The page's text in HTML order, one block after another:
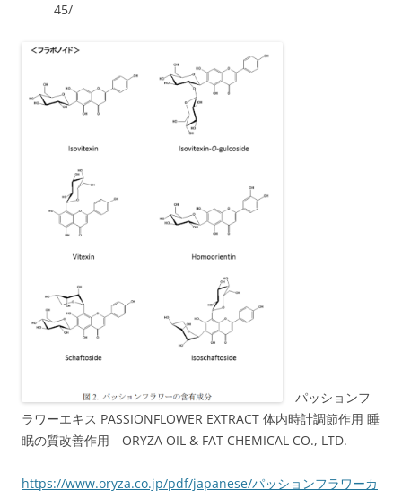
45/
パッションフ
ラワーエキス PASSIONFLOWER EXTRACT 体内時計調節作用 睡
眠の質改善作用 ORYZA OIL & FAT CHEMICAL CO., LTD.
https://www.oryza.co.jp/pdf/japanese/パッションフラワーカ